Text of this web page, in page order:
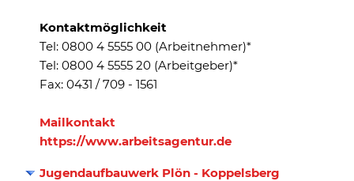
Kontaktmöglichkeit
Tel: 0800 4 5555 00 (Arbeitnehmer)*
Tel: 0800 4 5555 20 (Arbeitgeber)*
Fax: 0431 / 709 - 1561
Mailkontakt
https://www.arbeitsagentur.de
Jugendaufbauwerk Plön - Koppelsberg